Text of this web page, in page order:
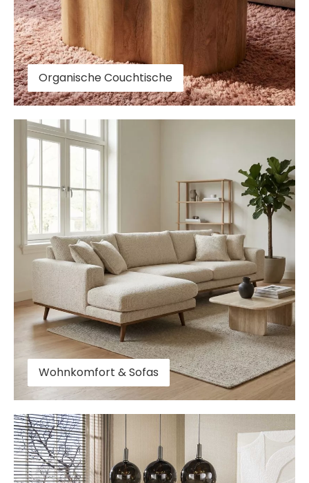
Organische Couchtische
Wohnkomfort & Sofas